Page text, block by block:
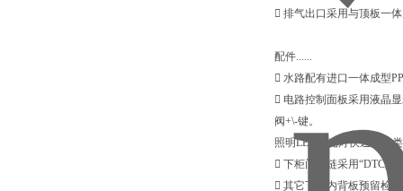
 排气出口采用与顶板一
配件......
 水路配有进口一体成型
 电路控制面板采用液晶
阀+\-键。
照明LED白光灯快速启动
 下柜门铰链采用“DTC品
 其它下柜内背板预留检